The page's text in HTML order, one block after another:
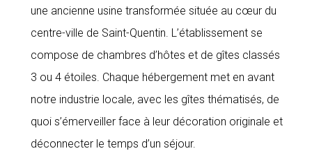
une ancienne usine transformée située au cœur du
centre-ville de Saint-Quentin. L’établissement se
compose de chambres d’hôtes et de gîtes classés
3 ou 4 étoiles. Chaque hébergement met en avant
notre industrie locale, avec les gîtes thématisés, de
quoi s’émerveiller face à leur décoration originale et
déconnecter le temps d’un séjour.